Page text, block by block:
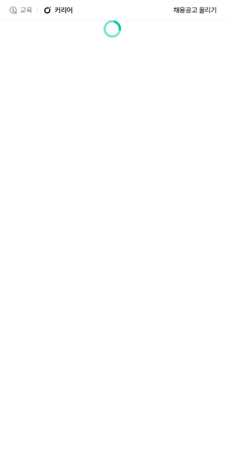
교육 커리어 채용공고 올리기